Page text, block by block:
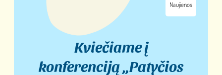
Naujienos
Kviečiame į
konferenciją „Patyčios